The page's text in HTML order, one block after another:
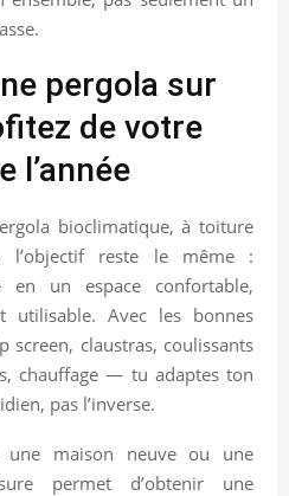
pergola sur
de votre
l’année
bioclimatique, à toiture
reste le même :
en un espace confortable,
utilisable. Avec les bonnes
claustras, coulissants
chauffage — tu adaptes ton
pas l’inverse.
maison neuve ou une
permet d’obtenir une